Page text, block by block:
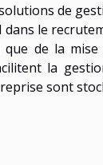
de
le
que de la
la
sont